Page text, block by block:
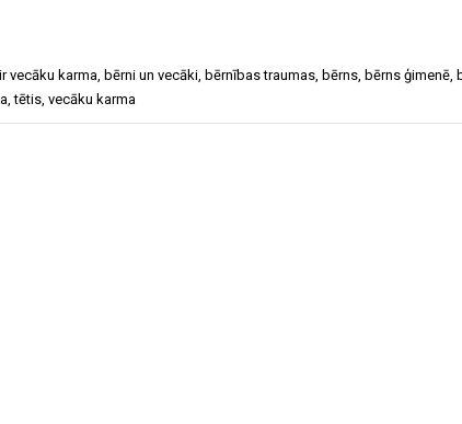
vecāku karma, bērni un vecāki, bērnības traumas, bērns, bērns ģimenē,
,tētis, vecāku karma